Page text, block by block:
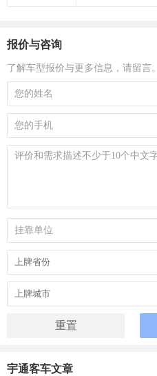
报价与咨询
了解车型报价与更多信息，请留言。
宇通客车文章